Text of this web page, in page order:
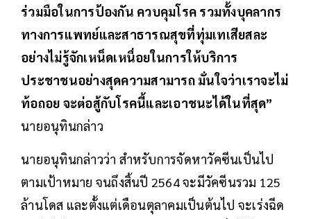
ร่วมมือในการป้องกัน ควบคุมโรค รวมทั้งบุคลากร
ทางการแพทย์และสาธารณสุขที่ทุ่มเทเสียสละ
อย่างไม่รู้จักเหน็ดเหนื่อยในการให้บริการ
ประชาชนอย่างสุดความสามารถ มั่นใจว่าเราจะไม่
ท้อถอย จะต่อสู้กับโรคนี้และเอาชนะได้ในที่สุด”
นายอนุทินกล่าว
นายอนุทินกล่าวว่า สำหรับการจัดหาวัคซีนเป็นไป
ตามเป้าหมาย จนถึงสิ้นปี 2564 จะมีวัคซีนรวม 125
ล้านโดส และตั้งแต่เดือนตุลาคมเป็นต้นไป จะเร่งฉีด